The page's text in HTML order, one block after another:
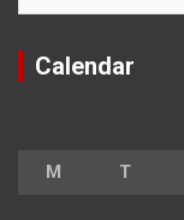
Calendar
M T